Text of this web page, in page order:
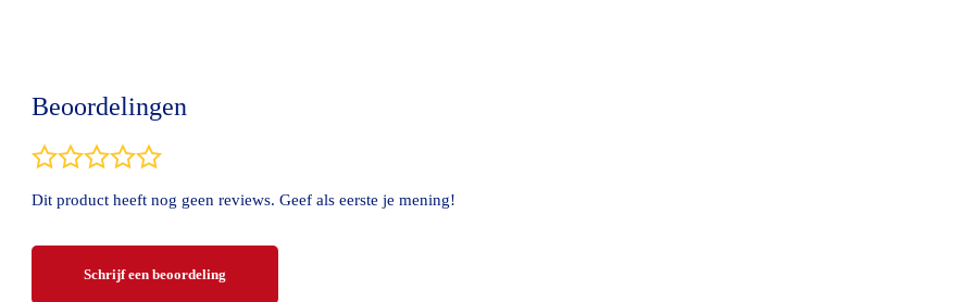
Beoordelingen
Dit product heeft nog geen reviews. Geef als eerste je mening!
Schrijf een beoordeling